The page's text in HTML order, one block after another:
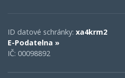
ID datové schránky: xa4krm2
E-Podatelna »
IČ: 00098892